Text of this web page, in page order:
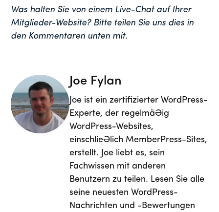
Was halten Sie von einem Live-Chat auf Ihrer
Mitglieder-Website? Bitte teilen Sie uns dies in
den Kommentaren unten mit.
Joe Fylan
Joe ist ein zertifizierter WordPress-
Experte, der regelmäßig
WordPress-Websites,
einschließlich MemberPress-Sites,
erstellt. Joe liebt es, sein
Fachwissen mit anderen
Benutzern zu teilen. Lesen Sie alle
seine neuesten WordPress-
Nachrichten und -Bewertungen